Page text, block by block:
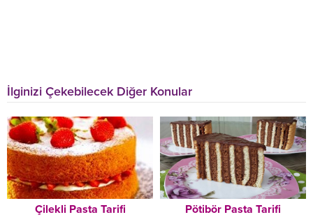
İlginizi Çekebilecek Diğer Konular
Çilekli Pasta Tarifi Pötibör Pasta Tarifi